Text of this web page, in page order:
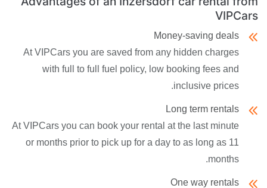
VIPCars
Money-saving deals
At VIPCars you are saved from any hidden charges
with full to full fuel policy, low booking fees and
inclusive prices.
Long term rentals
At VIPCars you can book your rental at the last minute
or months prior to pick up for a day to as long as 11
months.
One way rentals